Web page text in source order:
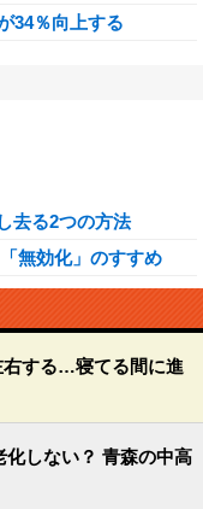
34％向上する
去る2つの方法
無効化」のすすめ
右する…寝てる間に進
化しない？ 青森の中高